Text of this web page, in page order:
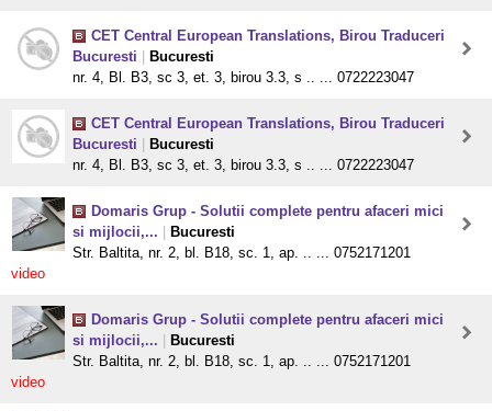
CET Central European Translations, Birou Traduceri
Bucuresti
Bucuresti
nr. 4, Bl. B3, sc 3, et. 3, birou 3.3, s .. ... 0722223047
CET Central European Translations, Birou Traduceri
Bucuresti
Bucuresti
nr. 4, Bl. B3, sc 3, et. 3, birou 3.3, s .. ... 0722223047
Domaris Grup - Solutii complete pentru afaceri mici
si mijlocii,...
Bucuresti
Str. Baltita, nr. 2, bl. B18, sc. 1, ap. .. ... 0752171201
video
Domaris Grup - Solutii complete pentru afaceri mici
si mijlocii,...
Bucuresti
Str. Baltita, nr. 2, bl. B18, sc. 1, ap. .. ... 0752171201
video